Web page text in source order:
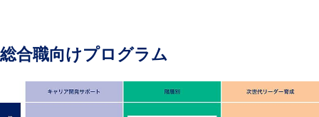
総合職向けプログラム